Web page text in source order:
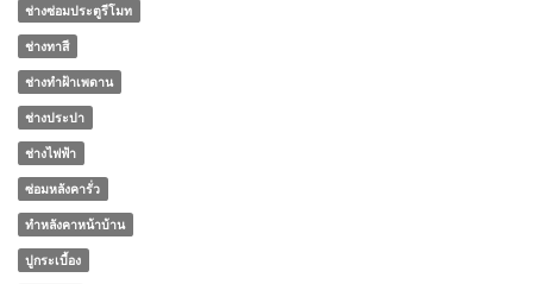
ช่างซ่อมประตูรีโมท
ช่างทาสี
ช่างทําฝ้าเพดาน
ช่างประปา
ช่างไฟฟ้า
ซ่อมหลังคารั่ว
ทําหลังคาหน้าบ้าน
ปูกระเบื้อง